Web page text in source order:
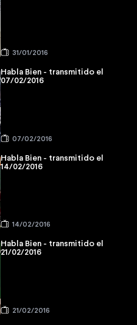
31/01/2016
Habla Bien - transmitido el
07/02/2016
07/02/2016
Habla Bien - transmitido el
14/02/2016
14/02/2016
Habla Bien - transmitido el
21/02/2016
21/02/2016